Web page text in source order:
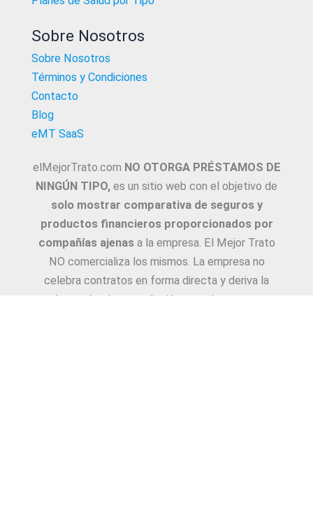
Sobre Nosotros
Sobre Nosotros
Términos y Condiciones
Contacto
Blog
eMT SaaS
elMejorTrato.com NO OTORGA PRÉSTAMOS DE
NINGÚN TIPO, es un sitio web con el objetivo de
solo mostrar comparativa de seguros y
productos financieros proporcionados por
compañías ajenasa la empresa. El Mejor Trato
NO comercializa los mismos. La empresa no
celebra contratos en forma directa y deriva la
Asesoría e intermediación a productores y